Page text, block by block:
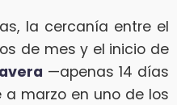
la cercanía entre el
de mes y el inicio de
—apenas 14 días
marzo en uno de los